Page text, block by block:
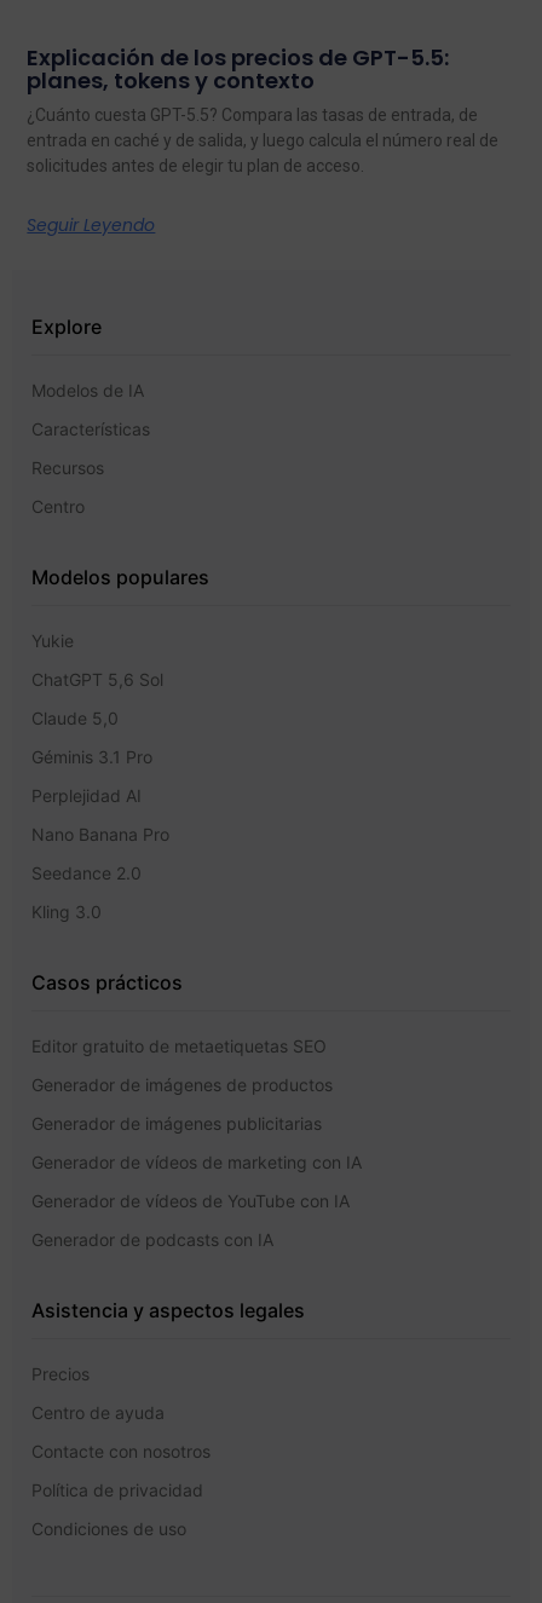
Explicación de los precios de GPT-5.5:
planes, tokens y contexto
¿Cuánto cuesta GPT-5.5? Compara las tasas de entrada, de
entrada en caché y de salida, y luego calcula el número real de
solicitudes antes de elegir tu plan de acceso.
Seguir Leyendo
Explore
Modelos de IA
Características
Recursos
Centro
Modelos populares
Yukie
ChatGPT 5,6 Sol
Claude 5,0
Géminis 3.1 Pro
Perplejidad AI
Nano Banana Pro
Seedance 2.0
Kling 3.0
Casos prácticos
Editor gratuito de metaetiquetas SEO
Generador de imágenes de productos
Generador de imágenes publicitarias
Generador de vídeos de marketing con IA
Generador de vídeos de YouTube con IA
Generador de podcasts con IA
Asistencia y aspectos legales
Precios
Centro de ayuda
Contacte con nosotros
Política de privacidad
Condiciones de uso